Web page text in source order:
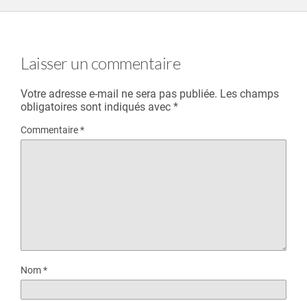
Laisser un commentaire
Votre adresse e-mail ne sera pas publiée. Les champs
obligatoires sont indiqués avec *
Commentaire*
Nom*